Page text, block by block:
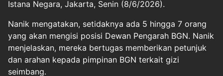
Istana Negara, Jakarta, Senin (8/6/2026).
Nanik mengatakan, setidaknya ada 5 hingga 7 orang
yang akan mengisi posisi Dewan Pengarah BGN. Nanik
menjelaskan, mereka bertugas memberikan petunjuk
dan arahan kepada pimpinan BGN terkait gizi
seimbang.